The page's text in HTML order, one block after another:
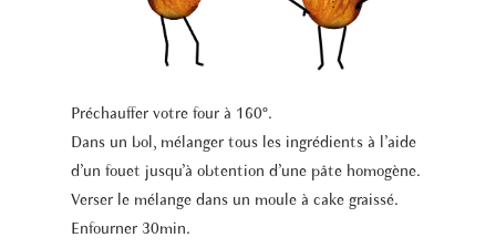
Préchauffer votre four à 160°.
Dans un bol, mélanger tous les ingrédients à l’aide
d’un fouet jusqu’à obtention d’une pâte homogène.
Verser le mélange dans un moule à cake graissé.
Enfourner 30min.